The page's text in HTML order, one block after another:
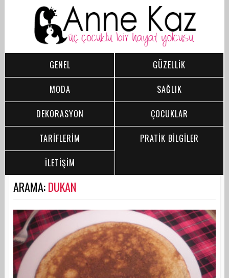
GENEL
GÜZELLİK
MODA
SAĞLIK
DEKORASYON
ÇOCUKLAR
TARİFLERİM
PRATİK BİLGİLER
İLETİŞİM
ARAMA:DUKAN